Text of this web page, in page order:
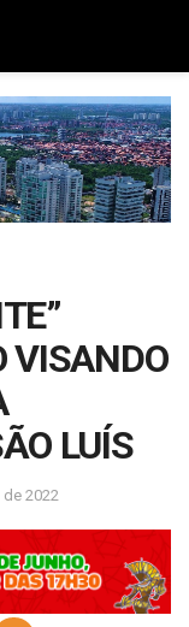
VISANDO
LUÍS
2022